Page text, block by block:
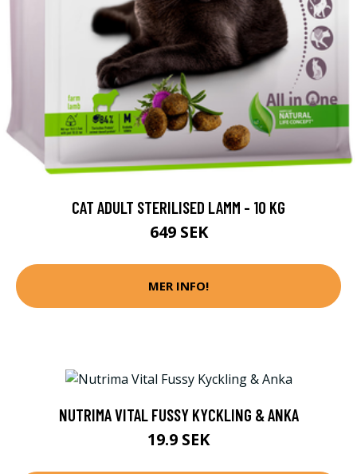
CAT ADULT STERILISED LAMM - 10 KG
649 SEK
MER INFO!
NUTRIMA VITAL FUSSY KYCKLING & ANKA
19.9 SEK